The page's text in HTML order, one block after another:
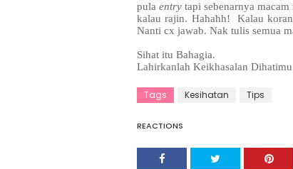
pulaentrytapi sebenarnya
kalau rajin. Hahahh! Kalau
Nanti cx jawab. Nak tulis semua
Sihat itu Bahagia.
Lahirkanlah Keikhasalan Dihatimu
Tags Kesihatan Tips
REACTIONS